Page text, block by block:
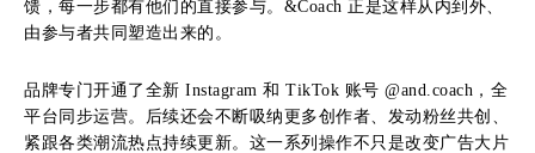
馈，每一步都有他们的直接参与。&Coach 正是这样从内到外、
由参与者共同塑造出来的。
品牌专门开通了全新 Instagram 和 TikTok 账号 @and.coach，全
平台同步运营。后续还会不断吸纳更多创作者、发动粉丝共创、
紧跟各类潮流热点持续更新。这一系列操作不只是改变广告大片